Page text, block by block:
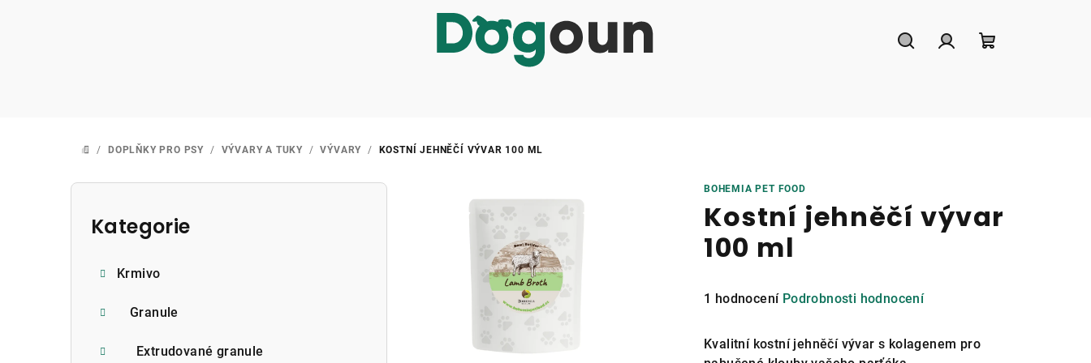
DOMŮ
/ DOPLŇKY PRO PSY / VÝVARY A TUKY / VÝVARY / KOSTNÍ JEHNĚČÍ VÝVAR 100 ML
P
Přeskočit
kategorie
Kategorie
Krmivo
Granule
Extrudované granule
BOHEMIA PET FOOD
Kostní jehněčí vývar
100 ml
Průměrné
produktu
1 hodnocení Podrobnosti hodnocení
Kvalitní kostní jehněčí vývar s kolagenem pro